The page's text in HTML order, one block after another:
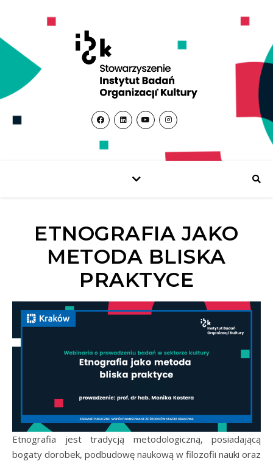
ETNOGRAFIA JAKO
METODA BLISKA
PRAKTYCE
Etnografia jest tradycją metodologiczną, posiadającą
bogaty dorobek, podbudowę naukową w filozofii nauki oraz